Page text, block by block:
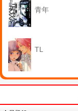
青年
TL